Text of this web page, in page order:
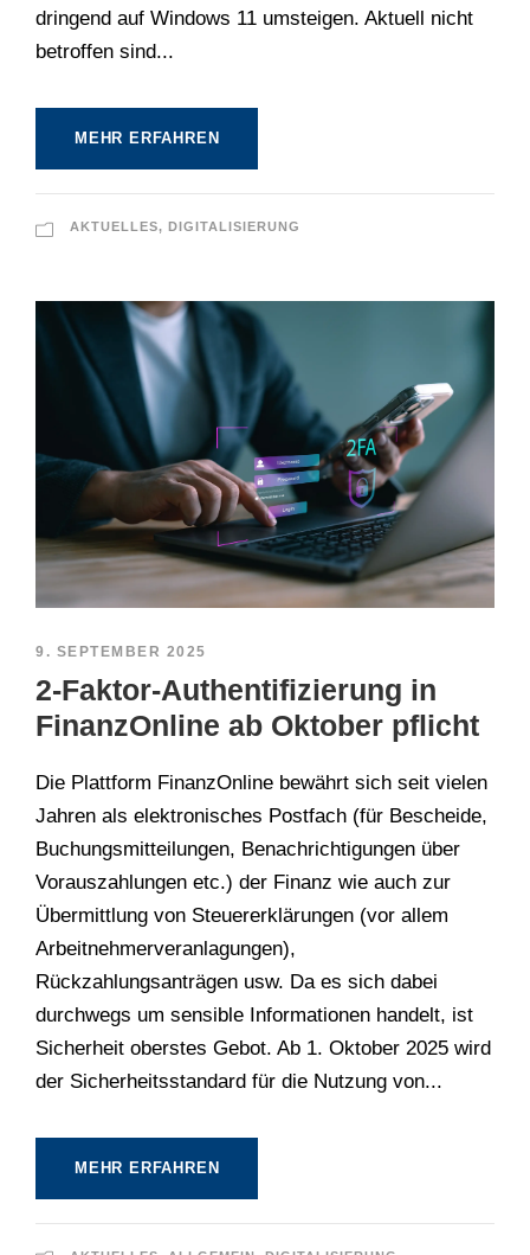
dringend auf Windows 11 umsteigen. Aktuell nicht
betroffen sind...
MEHR ERFAHREN
AKTUELLES, DIGITALISIERUNG
9. SEPTEMBER 2025
2-Faktor-Authentifizierung in
FinanzOnline ab Oktober pflicht
Die Plattform FinanzOnline bewährt sich seit vielen
Jahren als elektronisches Postfach (für Bescheide,
Buchungsmitteilungen, Benachrichtigungen über
Vorauszahlungen etc.) der Finanz wie auch zur
Übermittlung von Steuererklärungen (vor allem
Arbeitnehmerveranlagungen),
Rückzahlungsanträgen usw. Da es sich dabei
durchwegs um sensible Informationen handelt, ist
Sicherheit oberstes Gebot. Ab 1. Oktober 2025 wird
der Sicherheitsstandard für die Nutzung von...
MEHR ERFAHREN